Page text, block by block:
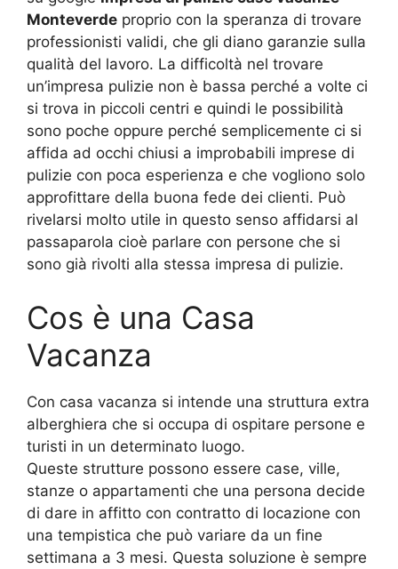
Monteverde proprio con la speranza di trovare
professionisti validi, che gli diano garanzie sulla
qualità del lavoro. La difficoltà nel trovare
un’impresa pulizie non è bassa perché a volte ci
si trova in piccoli centri e quindi le possibilità
sono poche oppure perché semplicemente ci si
affida ad occhi chiusi a improbabili imprese di
pulizie con poca esperienza e che vogliono solo
approfittare della buona fede dei clienti. Può
rivelarsi molto utile in questo senso affidarsi al
passaparola cioè parlare con persone che si
sono già rivolti alla stessa impresa di pulizie.
Cos è una Casa
Vacanza
Con casa vacanza si intende una struttura extra
alberghiera che si occupa di ospitare persone e
turisti in un determinato luogo.
Queste strutture possono essere case, ville,
stanze o appartamenti che una persona decide
di dare in affitto con contratto di locazione con
una tempistica che può variare da un fine
settimana a 3 mesi. Questa soluzione è sempre